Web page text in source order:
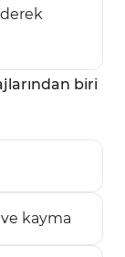
biri
ve kayma